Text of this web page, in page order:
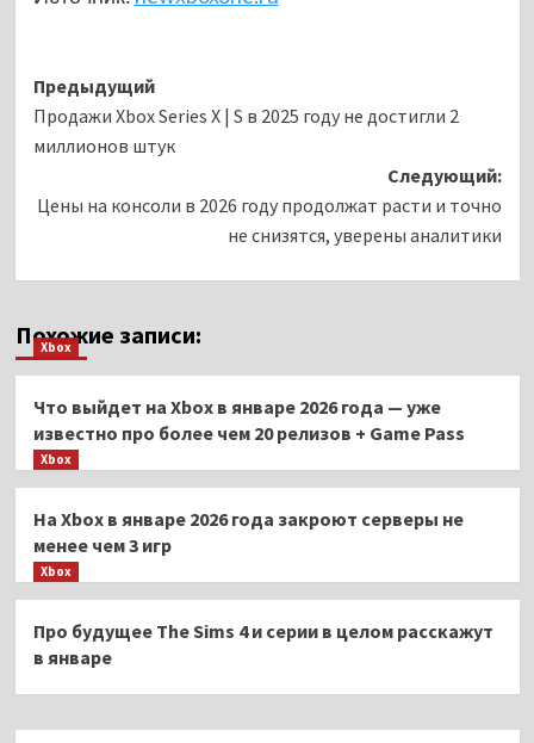
Навигация
записи
Предыдущий
Продажи Xbox Series X | S в 2025 году не достигли 2
миллионов штук
Следующий:
Цены на консоли в 2026 году продолжат расти и точно
не снизятся, уверены аналитики
Похожие записи:
Xbox
Что выйдет на Xbox в январе 2026 года — уже
известно про более чем 20 релизов + Game Pass
Xbox
На Xbox в январе 2026 года закроют серверы не
менее чем 3 игр
Xbox
Про будущее The Sims 4 и серии в целом расскажут
в январе